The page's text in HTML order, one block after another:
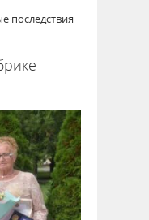
последствия